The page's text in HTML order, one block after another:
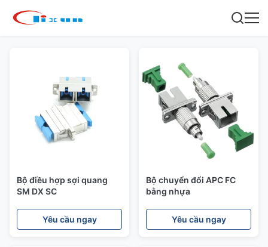
Bộ điều hợp sợi quang
SM DX SC
Yêu cầu ngay
Bộ chuyển đổi APC FC
bằng nhựa
Yêu cầu ngay